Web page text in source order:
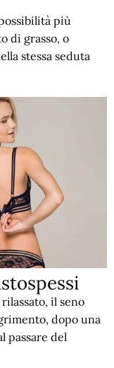
più
di grasso, o
stessa seduta
il seno
dopo una
passare del